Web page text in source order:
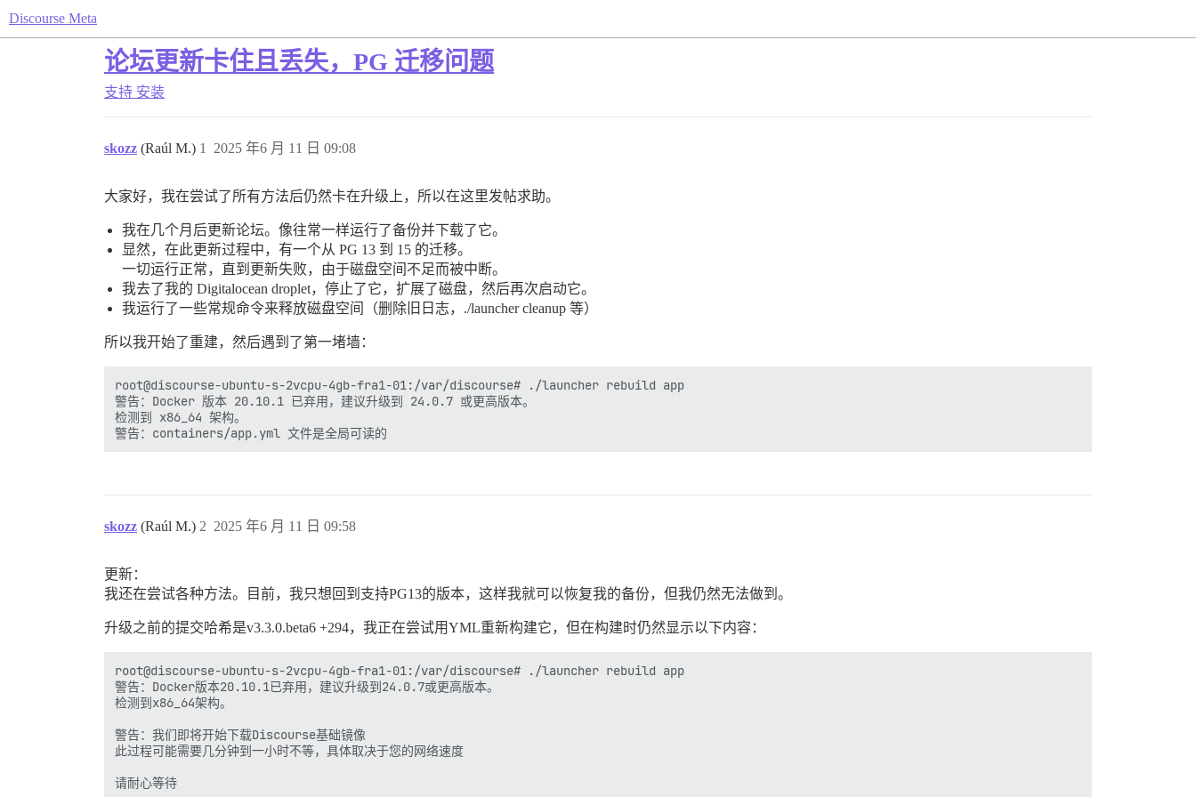
Discourse Meta
论坛更新卡住且丢失，PG 迁移问题
支持 安装
skozz (Raúl M.) 2025 年6 月 11 日 09:08
1
大家好，我在尝试了所有方法后仍然卡在升级上，所以在这里发帖求助。
我在几个月后更新论坛。像往常一样运行了备份并下载了它。
显然，在此更新过程中，有一个从 PG 13 到 15 的迁移。
一切运行正常，直到更新失败，由于磁盘空间不足而被中断。
我去了我的 Digitalocean droplet，停止了它，扩展了磁盘，然后再次启动它。
我运行了一些常规命令来释放磁盘空间（删除旧日志，./launcher cleanup 等）
所以我开始了重建，然后遇到了第一堵墙：
root@discourse-ubuntu-s-2vcpu-4gb-fra1-01:/var/discourse# ./launcher rebuild app
警告：Docker 版本 20.10.1 已弃用，建议升级到 24.0.7 或更高版本。
检测到 x86_64 架构。
skozz (Raúl M.) 2025 年6 月 11 日 09:58
2
更新：
我还在尝试各种方法。目前，我只想回到支持PG13的版本，这样我就可以恢复我的备份，但我仍然无法做到。
升级之前的提交哈希是v3.3.0.beta6 +294，我正在尝试用YML重新构建它，但在构建时仍然显示以下内容：
root@discourse-ubuntu-s-2vcpu-4gb-fra1-01:/var/discourse# ./launcher rebuild app
警告：Docker版本20.10.1已弃用，建议升级到24.0.7或更高版本。
检测到x86_64架构。
警告：我们即将开始下载Discourse基础镜像
此过程可能需要几分钟到一小时不等，具体取决于您的网络速度
请耐心等待